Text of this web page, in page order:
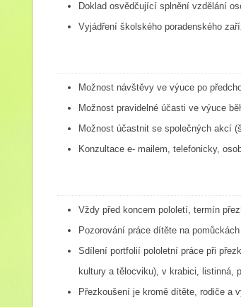
Doklad osvědčující splnění vzdělání
Vyjádření školského poradenského
Možnost návštěvy ve výuce po
Možnost pravidelné účasti ve výuce
Možnost účastnit se společných akcí
Konzultace e- mailem, telefonicky,
Vždy před koncem pololetí, termín
Pozorování práce dítěte na
Sdílení portfolií pololetní práce při
kultury a tělocviku), v krabici, listinná,
Přezkoušení je kromě dítěte, rodiče a